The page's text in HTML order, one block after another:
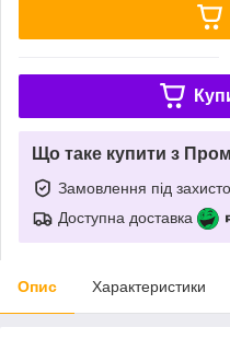
Що таке купити з
Замовлення під
Доступна доставка
Опис Характеристики